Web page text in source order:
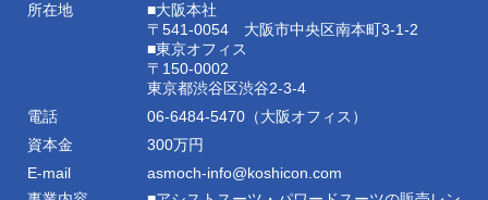
所在地
■大阪本社
〒541-0054 大阪市中央区南本町3-1-2
■東京オフィス
〒150-0002
東京都渋谷区渋谷2-3-4
電話
06-6484-5470（大阪オフィス）
資本金
300万円
E-mail
asmoch-info@koshicon.com